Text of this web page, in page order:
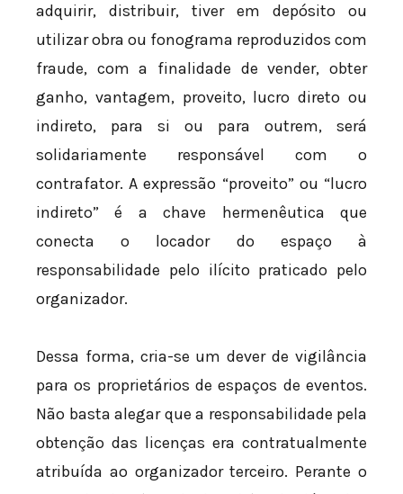
adquirir, distribuir, tiver em depósito ou
utilizar obra ou fonograma reproduzidos com
fraude, com a finalidade de vender, obter
ganho, vantagem, proveito, lucro direto ou
indireto, para si ou para outrem, será
solidariamente responsável com o
contrafator. A expressão “proveito” ou “lucro
indireto” é a chave hermenêutica que
conecta o locador do espaço à
responsabilidade pelo ilícito praticado pelo
organizador.
Dessa forma, cria-se um dever de vigilância
para os proprietários de espaços de eventos.
Não basta alegar que a responsabilidade pela
obtenção das licenças era contratualmente
atribuída ao organizador terceiro. Perante o